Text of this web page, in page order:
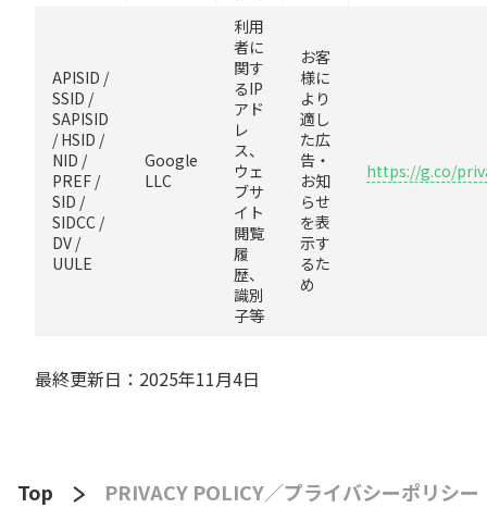
APISID /
SSID /
SAPISID
/ HSID /
NID /
PREF /
SID /
SIDCC /
DV /
UULE
Google
LLC
利用
者に
関す
るIP
アド
レ
ス、
ウェ
ブサ
イト
閲覧
履
歴、
識別
子等
お客
様に
より
適し
た広
告・
お知
らせ
を表
示す
るた
め
https://g.co/
最終更新日：2025年11月4日
Top PRIVACY POLICY／プライバシーポリシー